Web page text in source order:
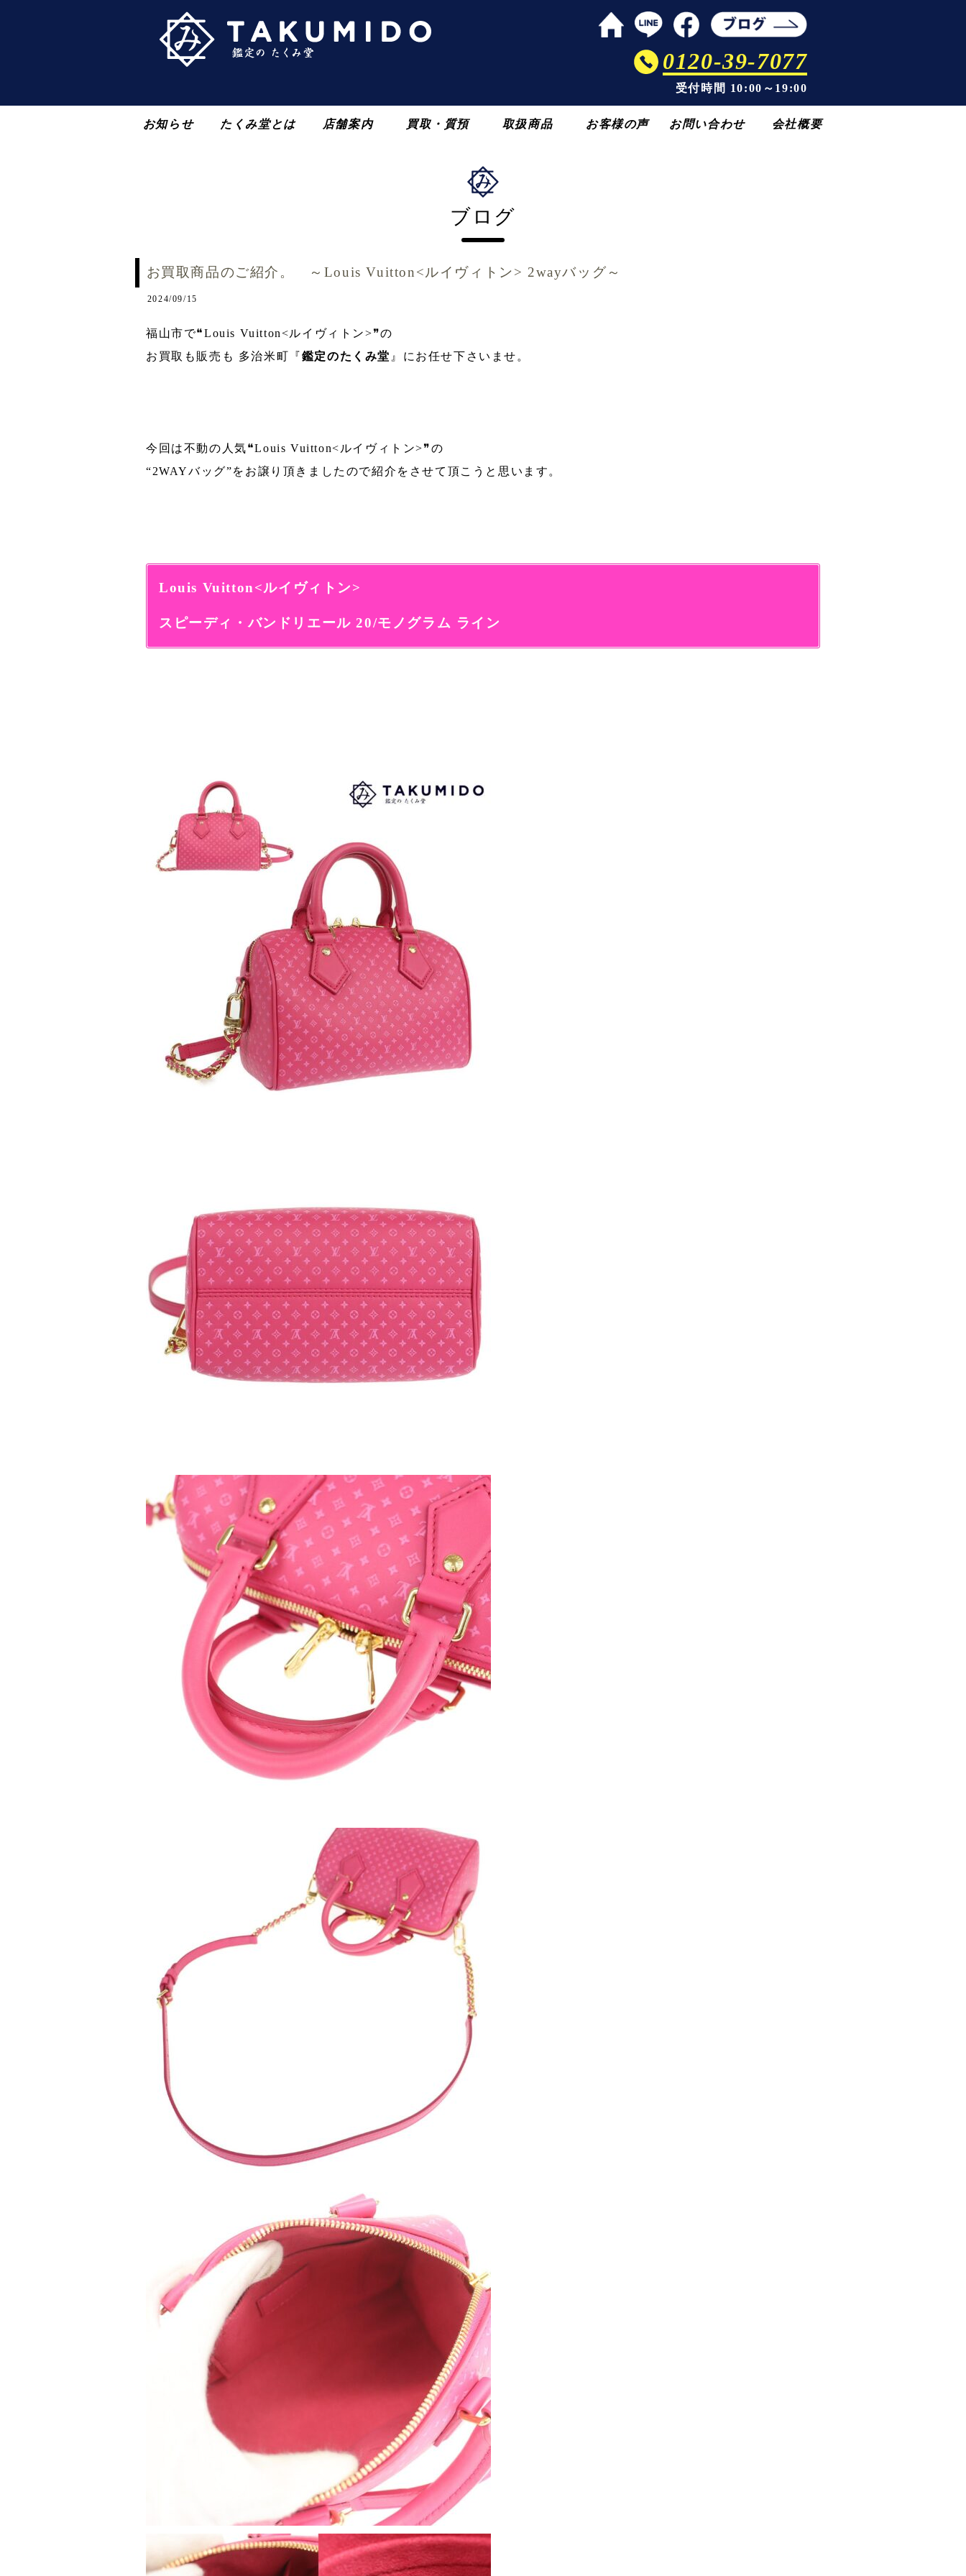
0120-39-7077
受付時間 10:00～19:00
お知らせ たくみ堂とは 店舗案内 買取・質預 取扱商品 お客様の声 お問い合わせ 会社概要
ブログ
お買取商品のご紹介。 ～Louis Vuitton<ルイヴィトン> 2wayバッグ～
2024/09/15
福山市で❝Louis Vuitton<ルイヴィトン>❞の
お買取も販売も 多治米町『鑑定のたくみ堂 』にお任せ下さいませ。
今回は不動の人気❝Louis Vuitton<ルイヴィトン>❞の
“2WAYバッグ”をお譲り頂きましたので紹介をさせて頂こうと思います。
Louis Vuitton<ルイヴィトン>
スピーディ・バンドリエール 20/モノグラム ライン